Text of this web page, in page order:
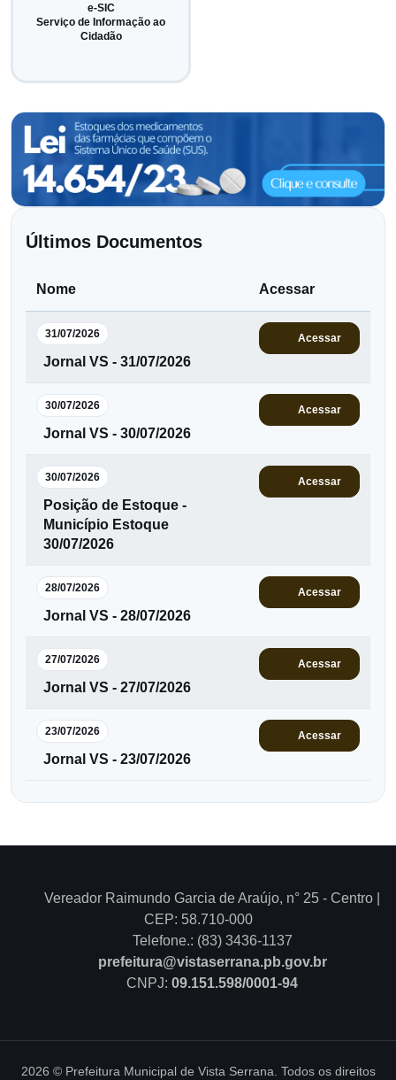
e-SIC
Serviço de Informação ao
Cidadão
Últimos Documentos
Nome Acessar
31/07/2026
Jornal VS - 31/07/2026
Acessar
30/07/2026
Jornal VS - 30/07/2026
Acessar
30/07/2026
Posição de Estoque -
Município Estoque
30/07/2026
Acessar
28/07/2026
Jornal VS - 28/07/2026
Acessar
27/07/2026
Jornal VS - 27/07/2026
Acessar
23/07/2026
Jornal VS - 23/07/2026
Acessar
Vereador Raimundo Garcia de Araújo, n° 25 - Centro |
CEP: 58.710-000
Telefone.: (83) 3436-1137
prefeitura@vistaserrana.pb.gov.br
CNPJ: 09.151.598/0001-94
2026 © Prefeitura Municipal de Vista Serrana. Todos os direitos